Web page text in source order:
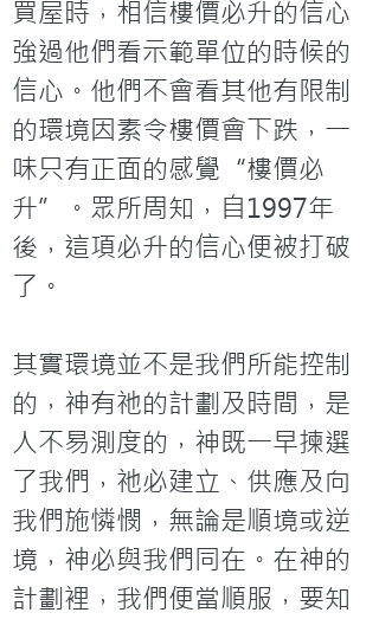
買屋時，相信樓價必升的信心
強過他們看示範單位的時候的
信心。他們不會看其他有限制
的環境因素令樓價會下跌，一
味只有正面的感覺“樓價必
升”。眾所周知，自1997年
後，這項必升的信心便被打破
了。
其實環境並不是我們所能控制
的，神有祂的計劃及時間，是
人不易測度的，神既一早揀選
了我們，祂必建立、供應及向
我們施憐憫，無論是順境或逆
境，神必與我們同在。在神的
計劃裡，我們便當順服，要知